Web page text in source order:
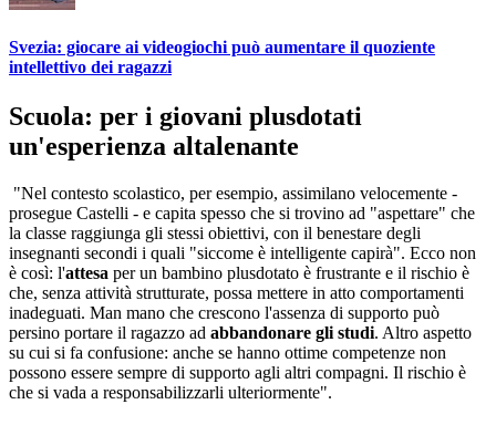
Svezia: giocare ai videogiochi può aumentare il quoziente
intellettivo dei ragazzi
Scuola: per i giovani plusdotati
un'esperienza altalenante
"Nel contesto scolastico, per esempio, assimilano velocemente -
prosegue Castelli - e capita spesso che si trovino ad "aspettare" che
la classe raggiunga gli stessi obiettivi, con il benestare degli
insegnanti secondi i quali "siccome è intelligente capirà". Ecco non
è così: l'attesa per un bambino plusdotato è frustrante e il rischio è
che, senza attività strutturate, possa mettere in atto comportamenti
inadeguati. Man mano che crescono l'assenza di supporto può
persino portare il ragazzo ad abbandonare gli studi. Altro aspetto
su cui si fa confusione: anche se hanno ottime competenze non
possono essere sempre di supporto agli altri compagni. Il rischio è
che si vada a responsabilizzarli ulteriormente".